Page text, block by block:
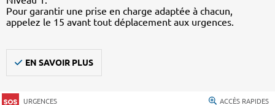
Pour garantir une prise en charge adaptée à chacun,
appelez le 15 avant tout déplacement aux urgences.
EN SAVOIR PLUS
URGENCES ACCÈS RAPIDES